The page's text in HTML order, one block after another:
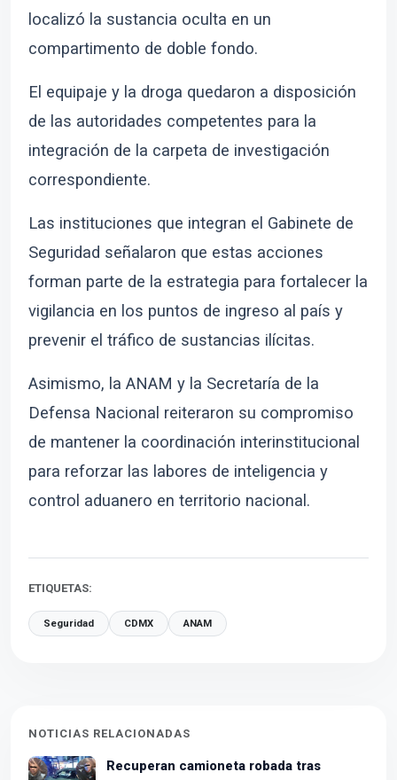
localizó la sustancia oculta en un
compartimento de doble fondo.
El equipaje y la droga quedaron a disposición
de las autoridades competentes para la
integración de la carpeta de investigación
correspondiente.
Las instituciones que integran el Gabinete de
Seguridad señalaron que estas acciones
forman parte de la estrategia para fortalecer la
vigilancia en los puntos de ingreso al país y
prevenir el tráfico de sustancias ilícitas.
Asimismo, la ANAM y la Secretaría de la
Defensa Nacional reiteraron su compromiso
de mantener la coordinación interinstitucional
para reforzar las labores de inteligencia y
control aduanero en territorio nacional.
ETIQUETAS:
Seguridad CDMX ANAM
NOTICIAS RELACIONADAS
Recuperan camioneta robada tras